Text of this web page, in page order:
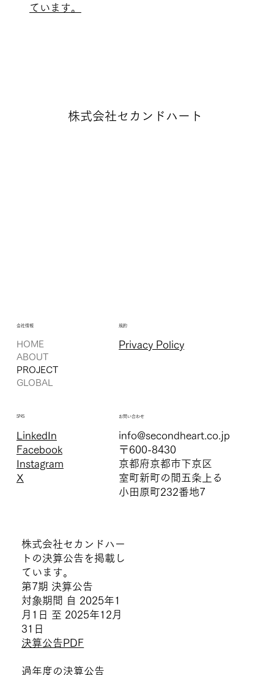
ています。
株式会社セカンドハート
HOME
ABOUT
PROJECT
GLOBAL
会社情報 規約
Privacy Policy
SNS
Facebook
Instagram
X
LinkedIn
お問い合わせ
info@secondheart.co.jp
〒600-8430
京都府京都市下京区
室町新町の間五条上る
小田原町232番地7
株式会社セカンドハー
トの決算公告を掲載し
ています。
第7期 決算公告
対象期間 自 2025年1
月1日 至 2025年12月
31日
決算公告PDF
過年度の決算公告